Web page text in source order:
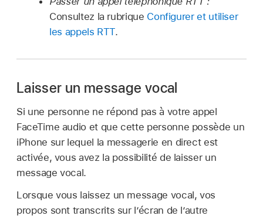
Consultez la rubrique Configurer et utiliser
les appels RTT.
Laisser un message vocal
Si une personne ne répond pas à votre appel
FaceTime audio et que cette personne possède un
iPhone sur lequel la messagerie en direct est
activée, vous avez la possibilité de laisser un
message vocal.
Lorsque vous laissez un message vocal, vos
propos sont transcrits sur l’écran de l’autre